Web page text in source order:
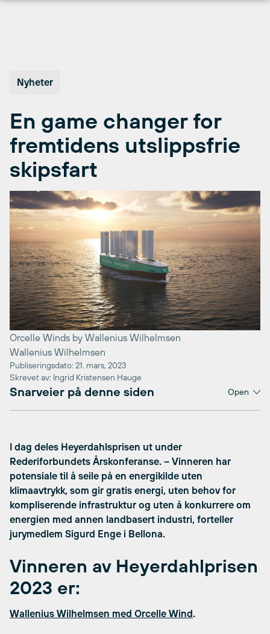
Nyheter
En game changer for
fremtidens utslippsfrie
skipsfart
Orcelle Winds by Wallenius Wilhelmsen
Wallenius Wilhelmsen
Publiseringsdato: 21. mars, 2023
Skrevet av: Ingrid Kristensen Hauge
Snarveier på denne siden Open
I dag deles Heyerdahlsprisen ut under
Rederiforbundets Årskonferanse. – Vinneren har
potensiale til å seile på en energikilde uten
klimaavtrykk, som gir gratis energi, uten behov for
kompliserende infrastruktur og uten å konkurrere om
energien med annen landbasert industri, forteller
jurymedlem Sigurd Enge i Bellona.
Vinneren av Heyerdahlprisen
2023 er:
Wallenius Wilhelmsen med Orcelle Wind.